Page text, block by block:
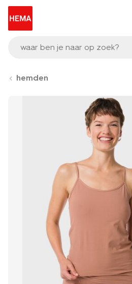
waar ben je naar op zoek?
hemden